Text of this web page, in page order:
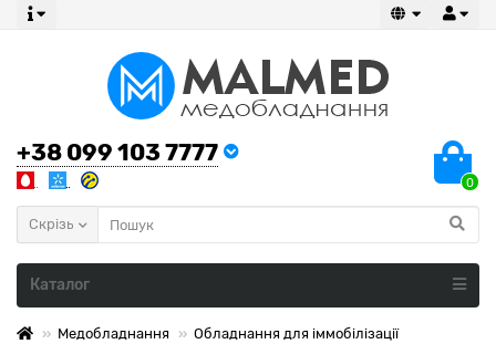
+38 099 103 7777
0
Скрізь
Каталог
Медобладнання
Обладнання для іммобілізації